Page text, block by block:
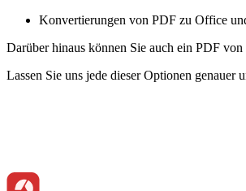
Konvertierungen von PDF zu Office
Darüber hinaus können Sie auch ein PDF
Lassen Sie uns jede dieser Optionen genauer